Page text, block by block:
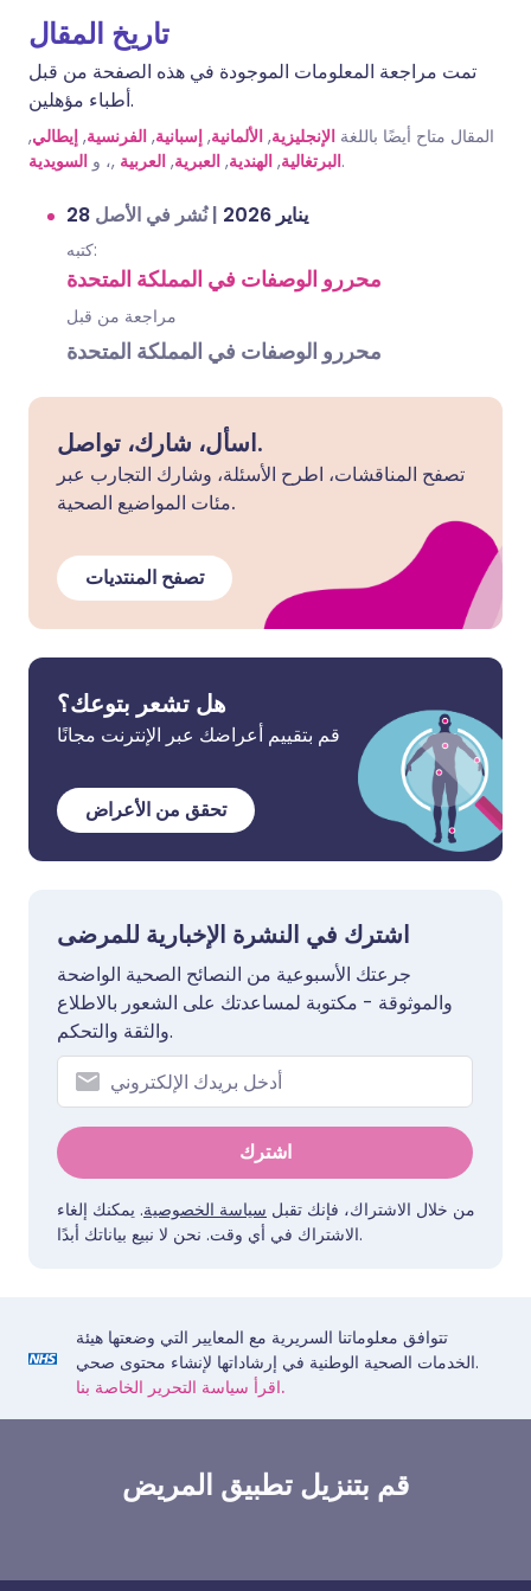
تاريخ المقال
تمت مراجعة المعلومات الموجودة في هذه الصفحة من قبل
أطباء مؤهلين.
المقال متاح أيضًا باللغة الإنجليزية, الألمانية, إسبانية, الفرنسية, إيطالي,
البرتغالية, الهندية, العبرية, العربية ,، و السويدية .
28 يناير 2026 |نُشر في الأصل
كتبه:
محررو الوصفات في المملكة المتحدة
مراجعة من قبل
محررو الوصفات في المملكة المتحدة
اسأل، شارك، تواصل.
تصفح المناقشات، اطرح الأسئلة، وشارك التجارب عبر
مئات المواضيع الصحية.
تصفح المنتديات
هل تشعر بتوعك؟
قم بتقييم أعراضك عبر الإنترنت مجانًا
تحقق من الأعراض
اشترك في النشرة الإخبارية للمرضى
جرعتك الأسبوعية من النصائح الصحية الواضحة
والموثوقة - مكتوبة لمساعدتك على الشعور بالاطلاع
والثقة والتحكم.
اشترك
من خلال الاشتراك، فإنك تقبل سياسة الخصوصية. يمكنك إلغاء
الاشتراك في أي وقت. نحن لا نبيع بياناتك أبدًا.
تتوافق معلوماتنا السريرية مع المعايير التي وضعتها هيئة
الخدمات الصحية الوطنية في إرشاداتها لإنشاء محتوى صحي.
اقرأ سياسة التحرير الخاصة بنا.
قم بتنزيل تطبيق المريض